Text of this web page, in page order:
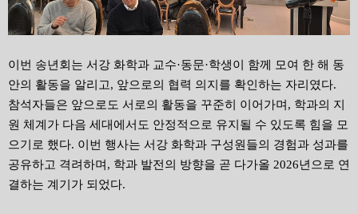
이번 송년회는 서강 화학과 교수·동문·학생이 함께 모여 한 해 동
안의 활동을 알리고, 앞으로의 협력 의지를 확인하는 자리였다.
참석자들은 앞으로도 서로의 활동을 꾸준히 이어가며, 학과의 지
원 체계가 다음 세대에서도 안정적으로 유지될 수 있도록 힘을 모
으기로 했다. 이번 행사는 서강 화학과 구성원들의 경험과 성과를
공유하고 격려하며, 학과 발전의 방향을 곧 다가올 2026년으로 연
결하는 계기가 되었다.